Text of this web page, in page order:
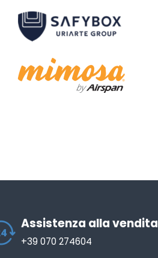
Assistenza alla vendita
+39 070 274604